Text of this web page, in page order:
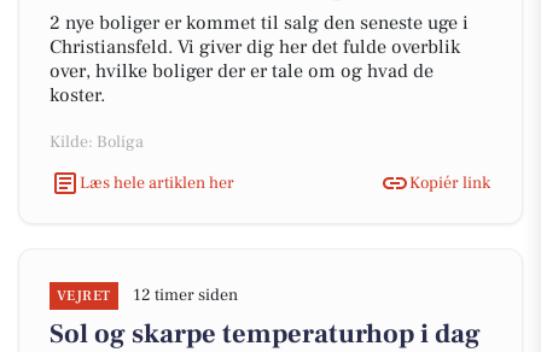
2 nye boliger er kommet til salg den seneste uge i
Christiansfeld. Vi giver dig her det fulde overblik
over, hvilke boliger der er tale om og hvad de
koster.
Kilde: Boliga
Læs hele artiklen her
Kopiér link
VEJRET 12 timer siden
Sol og skarpe temperaturhop i dag